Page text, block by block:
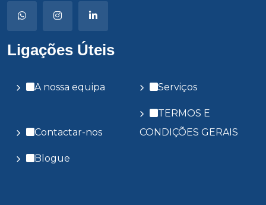
Ligações Úteis
A nossa equipa Serviços
Contactar-nos
TERMOS E
CONDIÇÕES GERAIS
Blogue